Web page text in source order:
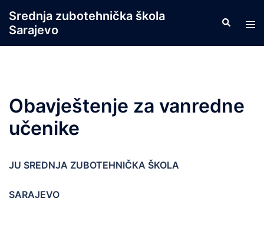
content
Srednja zubotehnička škola
Sarajevo
Search
Obavještenje za vanredne
učenike
JU SREDNJA ZUBOTEHNIČKA ŠKOLA
SARAJEVO